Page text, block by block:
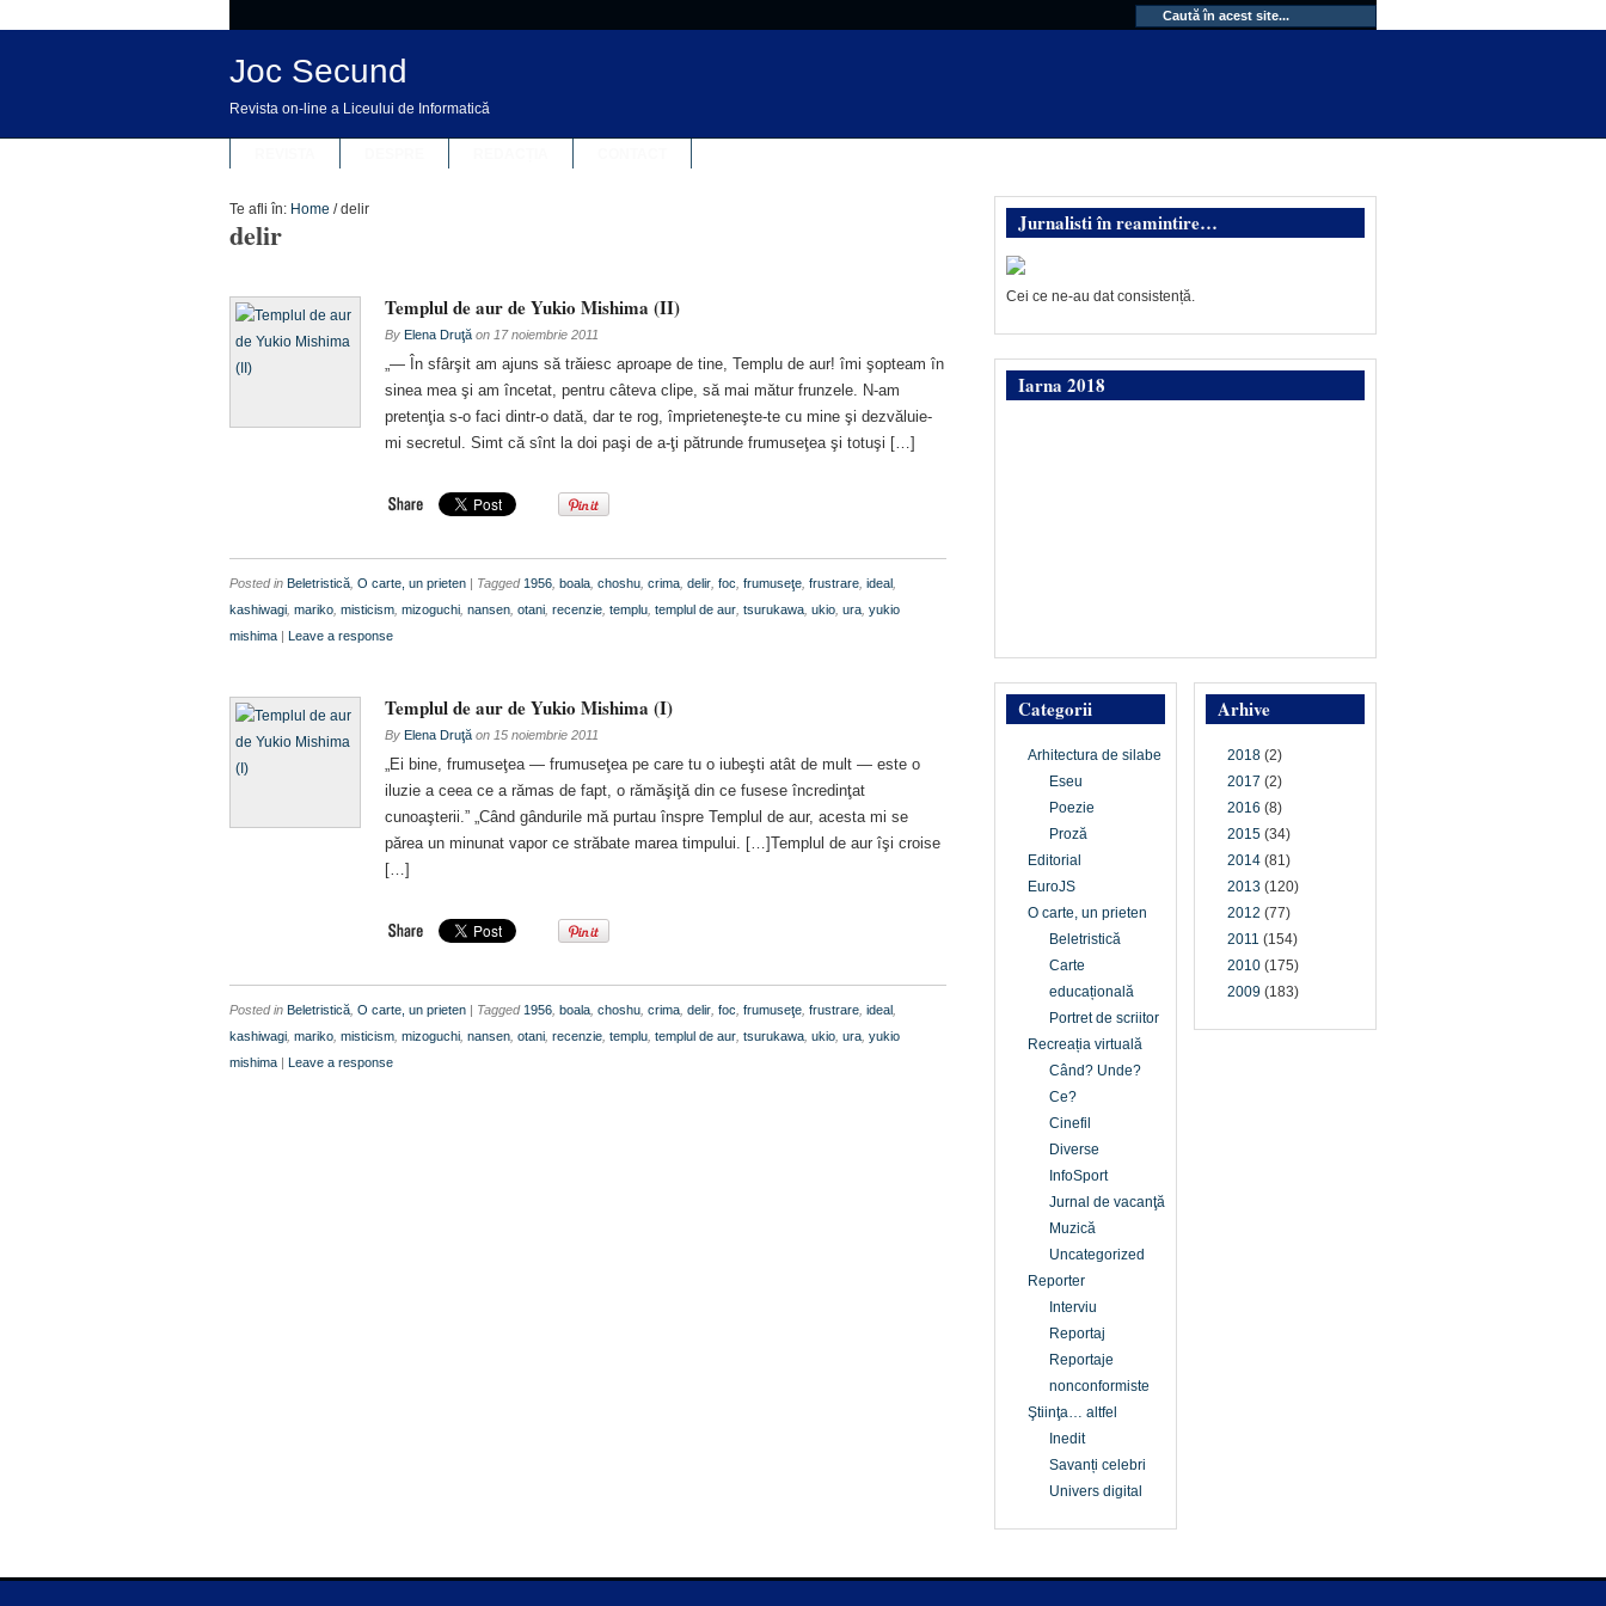
Joc Secund
Revista on-line a Liceului de Informatică
Te afli în: Home / delir
delir
Templul de aur de Yukio Mishima (II)
By Elena Druţă on 17 noiembrie 2011
„— În sfârşit am ajuns să trăiesc aproape de tine, Templu de aur! îmi şopteam în
sinea mea şi am încetat, pentru câteva clipe, să mai mătur frunzele. N-am
pretenţia s-o faci dintr-o dată, dar te rog, împrieteneşte-te cu mine şi dezvăluie-
mi secretul. Simt că sînt la doi paşi de a-ţi pătrunde frumuseţea şi totuşi […]
Posted in Beletristică O carte, un prieten | Tagged 1956 boala choshu crima delir foc frumuseţe frustrare ideal
kashiwagi mariko misticism mizoguchi nansen otani recenzie templu templul de aur tsurukawa ukio ura yukio
mishima | Leave a response
Templul de aur de Yukio Mishima (I)
By Elena Druţă on 15 noiembrie 2011
„Ei bine, frumuseţea — frumuseţea pe care tu o iubeşti atât de mult — este o
iluzie a ceea ce a rămas de fapt, o rămăşiţă din ce fusese încredinţat
cunoaşterii.” „Când gândurile mă purtau înspre Templul de aur, acesta mi se
părea un minunat vapor ce străbate marea timpului. […]Templul de aur îşi croise
[…]
Posted in Beletristică O carte, un prieten | Tagged 1956 boala choshu crima delir foc frumuseţe frustrare ideal
kashiwagi mariko misticism mizoguchi nansen otani recenzie templu templul de aur tsurukawa ukio ura yukio
mishima | Leave a response
Jurnalisti în reamintire…
Cei ce ne-au dat consistență.
Iarna 2018
Arhive
2018 (2)
2017 (2)
2016 (8)
2015 (34)
2014 (81)
2013 (120)
2012 (77)
2011 (154)
2010 (175)
2009 (183)
Categorii
Arhitectura de silabe
Eseu
Poezie
Proză
Editorial
EuroJS
O carte, un prieten
Beletristică
Carte
educațională
Portret de scriitor
Recreația virtuală
Când? Unde?
Ce?
Cinefil
Diverse
InfoSport
Jurnal de vacanţă
Muzică
Uncategorized
Reporter
Interviu
Reportaj
Reportaje
nonconformiste
Ştiinţa… altfel
Inedit
Savanți celebri
Univers digital